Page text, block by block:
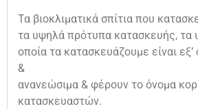
Τα βιοκλιματικά σπίτια που
τα υψηλά πρότυπα κατασκευής, τα
οποία τα κατασκευάζουμε είναι
&
ανανεώσιμα & φέρουν το όνομα
κατασκευαστών.